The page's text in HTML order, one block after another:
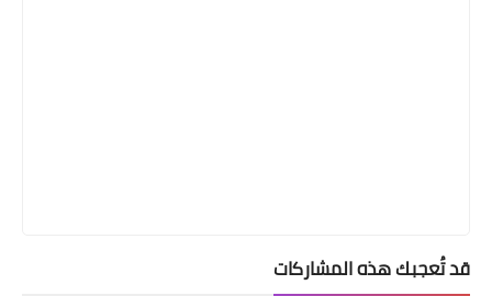
قد تُعجبك هذه المشاركات